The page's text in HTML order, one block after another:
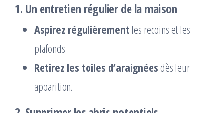
1. Un entretien régulier de la maison
Aspirez régulièrement les recoins et les
plafonds.
Retirez les toiles d’araignées dès leur
apparition.